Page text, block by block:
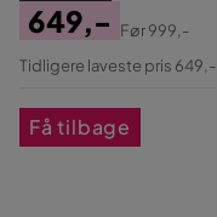
Pris
649,-
Original
Før999,-
Tidligere laveste pris 649,-
Få tilbage